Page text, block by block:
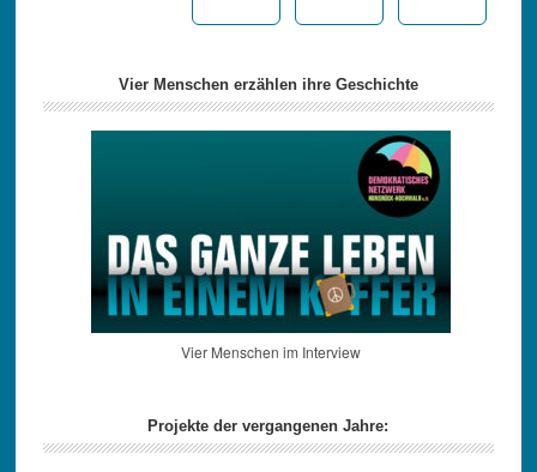
Vier Menschen erzählen ihre Geschichte
Vier Menschen im Interview
Projekte der vergangenen Jahre: